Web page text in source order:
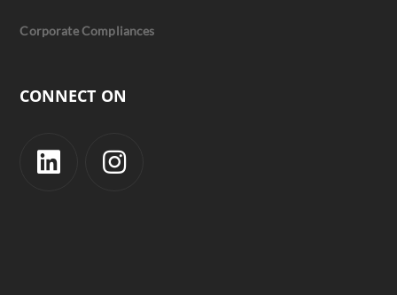
Corporate Compliances
CONNECT ON